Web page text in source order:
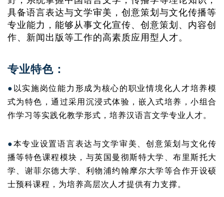
具备语言表达与文学审美，创意策划与文化传播等
专业能力，能够从事文化宣传、创意策划、内容创
作、新闻出版等工作的高素质应用型人才。
专业特色：
● 以实施岗位能力形成为核心的职业情境化人才培养模
式为特色，通过采用沉浸式体验，嵌入式培养，小组合
作学习等实践化教学形式，培养汉语言文学专业人才。
●本专业设置语言表达与文学审美、创意策划与文化传
播等特色课程模块，与英国曼彻斯特大学、布里斯托大
学、谢菲尔德大学、利物浦约翰摩尔大学等合作开设硕
士预科课程，为培养高层次人才提供有力支撑。